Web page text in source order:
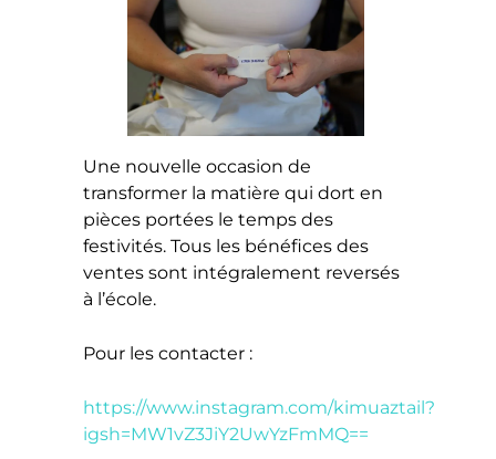
Une nouvelle occasion de
transformer la matière qui dort en
pièces portées le temps des
festivités. Tous les bénéfices des
ventes sont intégralement reversés
à l’école.
Pour les contacter :
https://www.instagram.com/kimuaztail?
igsh=MW1vZ3JiY2UwYzFmMQ==